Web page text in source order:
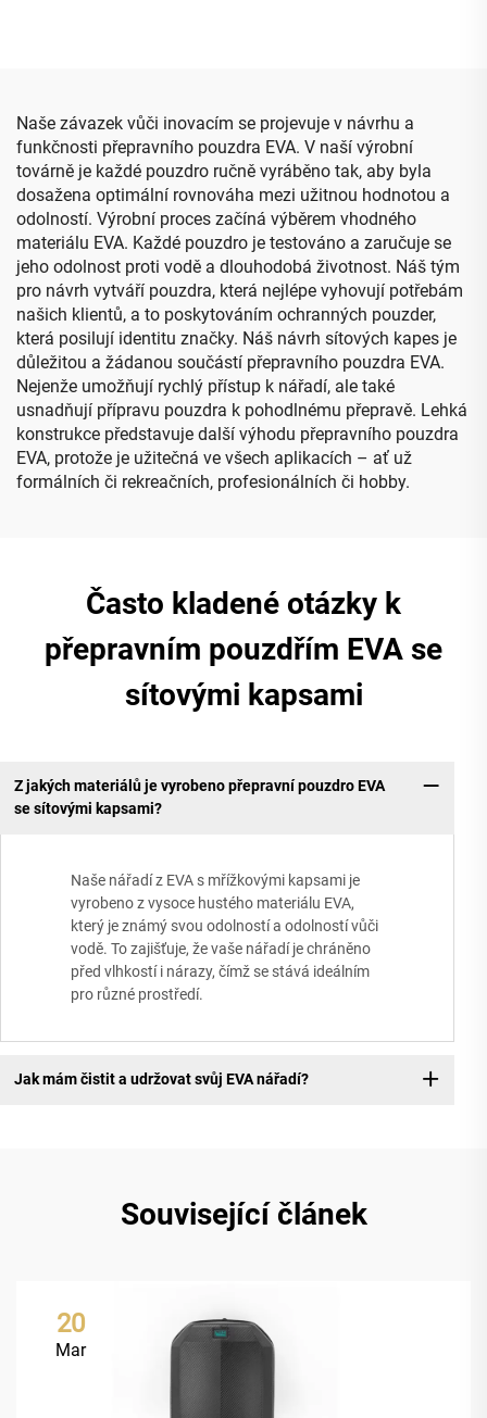
Naše závazek vůči inovacím se projevuje v návrhu a
funkčnosti přepravního pouzdra EVA. V naší výrobní
továrně je každé pouzdro ručně vyráběno tak, aby byla
dosažena optimální rovnováha mezi užitnou hodnotou a
odolností. Výrobní proces začíná výběrem vhodného
materiálu EVA. Každé pouzdro je testováno a zaručuje se
jeho odolnost proti vodě a dlouhodobá životnost. Náš tým
pro návrh vytváří pouzdra, která nejlépe vyhovují potřebám
našich klientů, a to poskytováním ochranných pouzder,
která posilují identitu značky. Náš návrh sítových kapes je
důležitou a žádanou součástí přepravního pouzdra EVA.
Nejenže umožňují rychlý přístup k nářadí, ale také
usnadňují přípravu pouzdra k pohodlnému přepravě. Lehká
konstrukce představuje další výhodu přepravního pouzdra
EVA, protože je užitečná ve všech aplikacích – ať už
formálních či rekreačních, profesionálních či hobby.
Často kladené otázky k
přepravním pouzdřím EVA se
sítovými kapsami
Z jakých materiálů je vyrobeno přepravní pouzdro EVA
se sítovými kapsami?
Naše nářadí z EVA s mřížkovými kapsami je
vyrobeno z vysoce hustého materiálu EVA,
který je známý svou odolností a odolností vůči
vodě. To zajišťuje, že vaše nářadí je chráněno
před vlhkostí i nárazy, čímž se stává ideálním
pro různé prostředí.
Jak mám čistit a udržovat svůj EVA nářadí?
Související článek
20
Mar